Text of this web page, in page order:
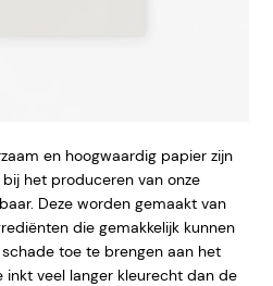
en hoogwaardig papier zijn
het produceren van onze
Deze worden gemaakt van
die gemakkelijk kunnen
toe te brengen aan het
inkt veel langer kleurecht dan de